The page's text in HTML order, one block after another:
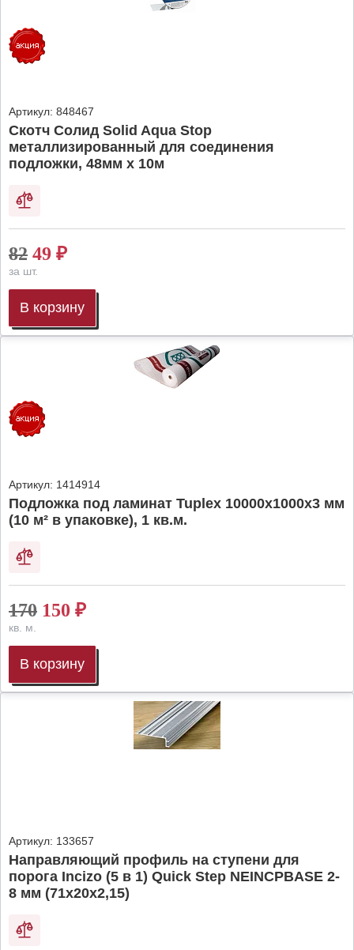
Артикул: 848467
Скотч Солид Solid Aqua Stop
металлизированный для соединения
подложки, 48мм х 10м
82 49 ₽
за шт.
В корзину
Артикул: 1414914
Подложка под ламинат Tuplex 10000x1000x3 мм
(10 м² в упаковке), 1 кв.м.
170 150 ₽
кв. м.
В корзину
Артикул: 133657
Направляющий профиль на ступени для
порога Incizo (5 в 1) Quick Step NEINCPBASE 2-
8 мм (71х20х2,15)